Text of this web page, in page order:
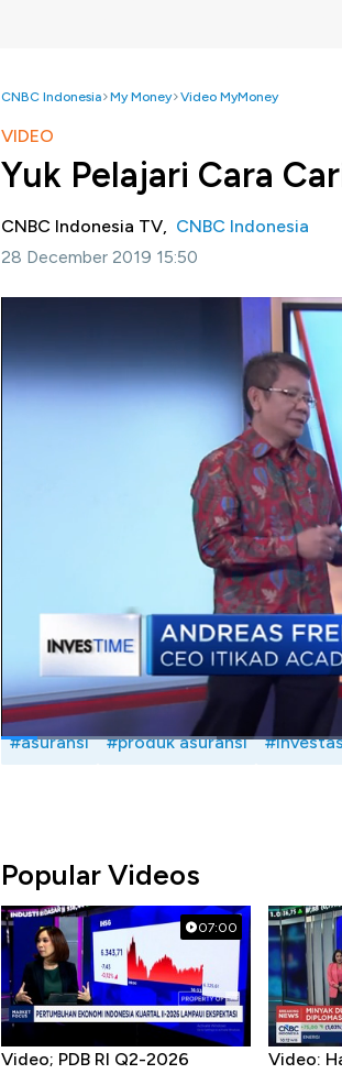
CNBC Indonesia My Money Video MyMoney
VIDEO
Yuk Pelajari Cara
CNBC Indonesia TV, CNBC Indonesia
28 December 2019 15:50
Asuransi
Itikad Academy, Andreas Freddy Pieloor
sakit, kecelakaan, kebakaran hingga
dan sesuai dengan kebutuhan maka perlu
atas asuransi umum dan asuransi jiwa.
Seperti apa mencari selamat dengan
CEO Itikad Academy, Andreas Freddy
#asuransi #produk asuransi
Popular Videos
07:00
Video; PDB RI Q2-2026
Video: